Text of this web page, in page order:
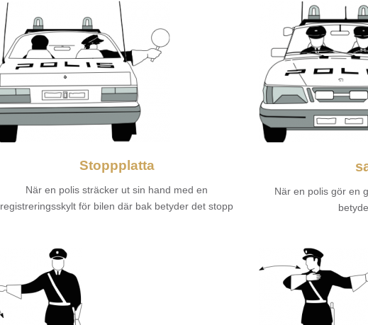
Stoppplatta
När en polis sträcker ut sin hand med en
registreringsskylt för bilen där bak betyder det stopp
När en polis gör en